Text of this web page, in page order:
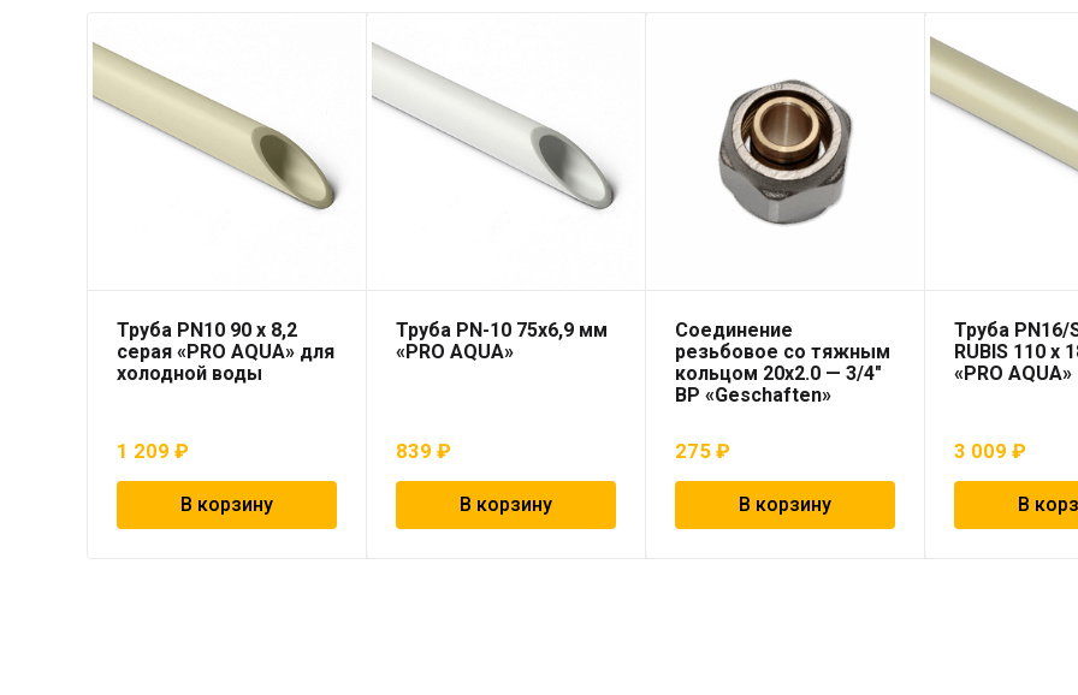
Труба PN10 90 x 8,2
серая «PRO AQUA» для
холодной воды
1 209 ₽
В корзину
Труба PN-10 75х6,9 мм
«PRO AQUA»
839₽
В корзину
Соединение
резьбовое со тяжным
кольцом 20х2.0 — 3/4″
ВР «Geschaften»
275₽
В корзину
Труба PN16/
RUBIS 110 x
«PRO AQUA»
3 009₽
В